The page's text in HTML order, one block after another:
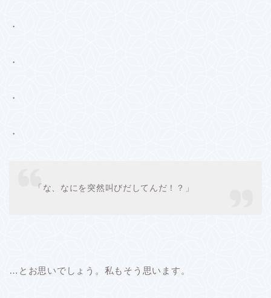
・
・
・
・
「な、なにを突然叫びだしてんだ！？」
…とお思いでしょう。私もそう思います。